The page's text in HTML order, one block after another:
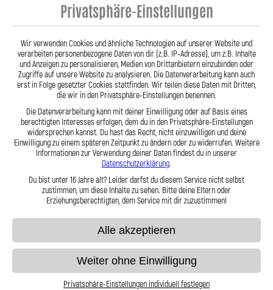
Stahlflex vs. Gummi
unempfindlich gegenüber äußeren Einflüssen macht. Es schützt
zuverlässig vor Marderbissen, Witterung und Beschädigungen – ein
Das spart Kosten und vermittelt dauerhaft ein sicheres Gefühl beim
Fahren. Unsere ausjustierbaren, verdrehbaren Anschlüsse ermöglichen
eine drallfreie und spannungsfreie Verlegung. Ob Sonderanfertigung
oder anbaufertiges Stahlflex-Kit – jede Leitung wird passgenau und
präzise gefertigt. Mit den Stahlflex-Bremsleitungen von Lothar Spiegler
Kfz-Leitungen GmbH entscheiden Sie sich für echte deutsche Qualität,
höchste Sicherheit und ein Produkt, das hält, was es verspricht.
Hier zu unserem Video „Stahlflex vs. Gummi“
Privatsphäre-Einstellungen
Wir verwenden Cookies und ähnliche Technologien auf unserer Website und
verarbeiten personenbezogene Daten von dir (z.B. IP-Adresse), um z.B. Inhalte
und Anzeigen zu personalisieren, Medien von Drittanbietern einzubinden oder
Zugriffe auf unsere Website zu analysieren. Die Datenverarbeitung kann auch
erst in Folge gesetzter Cookies stattfinden. Wir teilen diese Daten mit Dritten,
die wir in den Privatsphäre-Einstellungen benennen.
Die Datenverarbeitung kann mit deiner Einwilligung oder auf Basis eines
berechtigten Interesses erfolgen, dem du in den Privatsphäre-Einstellungen
widersprechen kannst. Du hast das Recht, nicht einzuwilligen und deine
Einwilligung zu einem späteren Zeitpunkt zu ändern oder zu widerrufen. Weitere
Informationen zur Verwendung deiner Daten findest du in unserer
Datenschutzerklärung.
Du bist unter 16 Jahre alt? Leider darfst du diesem Service nicht selbst
zustimmen, um diese Inhalte zu sehen. Bitte deine Eltern oder
Erziehungsberechtigten, dem Service mit dir zuzustimmen!
Alle akzeptieren
Weiter ohne Einwilligung
Privatsphäre-Einstellungen individuell festlegen